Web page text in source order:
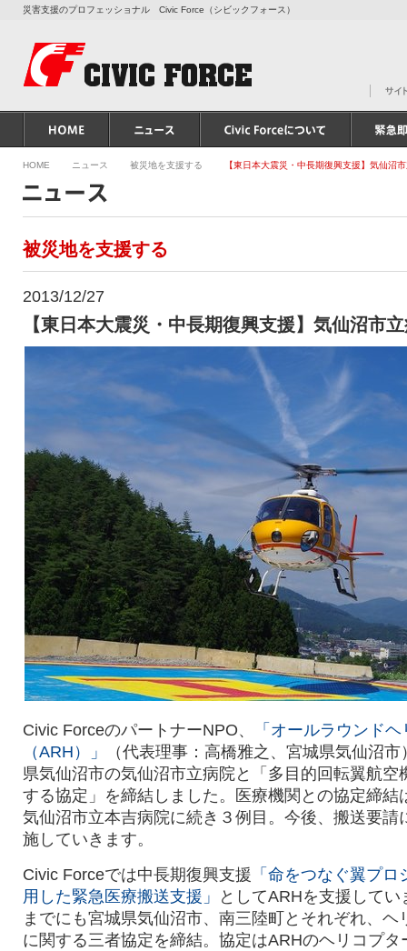
災害支援のプロフェッショナル Civic Force（シビックフォース）
HOME ニュース 被災地を支援する 【東日本大震災・中長期復興支援】気仙沼
被災地を支援する
2013/12/27
【東日本大震災・中長期復興支援】気仙沼市
Civic ForceのパートナーNPO、
「オールラウンド
（ARH）」
（代表理事：高橋雅之、宮城県気仙沼
県気仙沼市の気仙沼市立病院と「多目的回転翼航空
する協定」を締結しました。医療機関との協定締結
気仙沼市立本吉病院に続き３例目。今後、搬送要請
施していきます。
Civic Forceでは中長期復興支援 「命をつなぐ翼プ
用した緊急医療搬送支援」
としてARHを支援して
までにも宮城県気仙沼市、南三陸町とそれぞれ、ヘ
に関する三者協定を締結。協定はARHのヘリコプ